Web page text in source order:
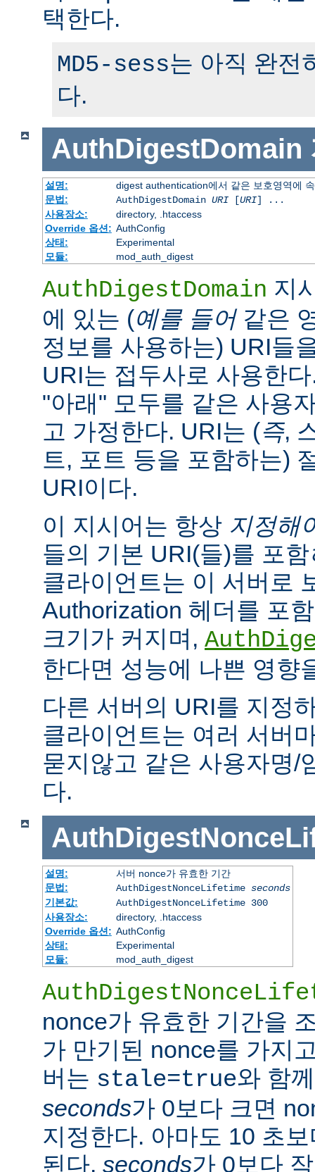
택한다.
MD5-sess는 아직 완전
다.
AuthDigestDomain
설명:
digest authentication에서 같은 보호영역에
문법:
AuthDigestDomain URI[URI] ...
사용장소:
directory, .htaccess
Override 옵션: AuthConfig
상태:
Experimental
모듈:
mod_auth_digest
AuthDigestDomain 지
에 있는 (예를 들어같은
정보를 사용하는) URI들
URI는 접두사로 사용한
"아래" 모두를 같은 사용
고 가정한다. URI는 (즉,
트, 포트 등을 포함하는)
URI이다.
이 지시어는 항상 지정해
들의 기본 URI(들)를 포함
클라이언트는 이 서버로
Authorization 헤더를 포
크기가 커지며,
한다면 성능에 나쁜 영향
다른 서버의 URI를 지정
클라이언트는 여러 서버
묻지않고 같은 사용자명/
다.
설명:
서버 nonce가 유효한 기간
문법:
AuthDigestNonceLifetime seconds
기본값:
AuthDigestNonceLifetime 300
사용장소:
directory, .htaccess
Override 옵션: AuthConfig
상태:
Experimental
모듈:
mod_auth_digest
nonce가 유효한 기간을
가 만기된 nonce를 가지
버는 stale=true와 함
seconds가 0보다 크면
지정한다. 아마도 10 초
된다. seconds가 0보다